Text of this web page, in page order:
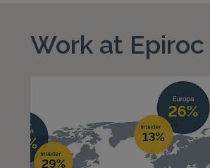
Work at Epiroc